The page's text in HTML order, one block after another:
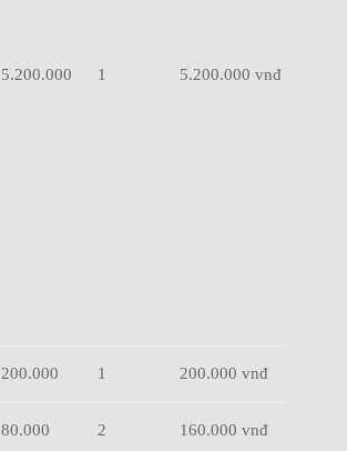
5.200.000 1 5.200.000 vnđ
200.000 1 200.000 vnđ
80.000 2 160.000 vnđ